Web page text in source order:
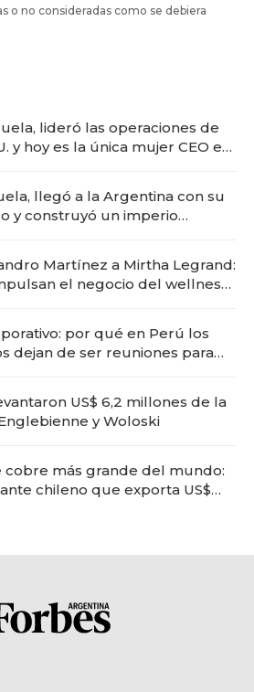
o no consideradas como se debiera
lideró las operaciones de
y hoy es la única mujer CEO en
llegó a la Argentina con su
y construyó un imperio
Martínez a Mirtha Legrand:
el negocio del wellness
por qué en Perú los
dejan de ser reuniones para
US$ 6,2 millones de la
y Woloski
cobre más grande del mundo:
chileno que exporta US$